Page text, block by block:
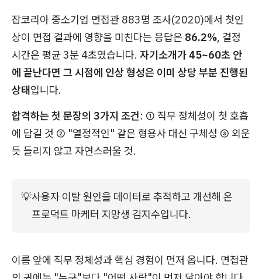
잡코리아 중소기업 면접관 883명 조사(2020)에서 첫인
상이 면접 결과에 영향을 미친다는 응답은 86.2%, 결정
시간은 평균 3분 4초였습니다. 자기소개가 45~60초 안
에 끝난다면 그 시점에 인상 형성은 이미 상당 부분 진행된
상태입니다.
합격하는 첫 문장의 3가지 조건: ① 직무 정체성이 첫 호흡
에 담길 것 ② "열정적인" 같은 형용사 대신 구체성 ③ 외운
듯 들리지 않고 자연스러울 것.
💡사용자 이탈 원인을 데이터로 추적하고 개선해 온
프로덕트 마케터 지망생 김지수입니다.
이름 앞에 직무 정체성과 핵심 경험이 먼저 옵니다. 면접관